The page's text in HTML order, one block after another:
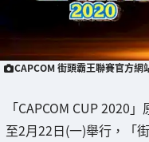
CAPCOM 街頭霸王聯賽官方網
「CAPCOM CUP 2020
至2月22日(一)舉行，「